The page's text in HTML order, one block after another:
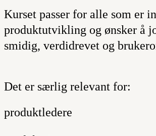
Kurset passer for alle som er
produktutvikling og ønsker å
smidig, verdidrevet og
Det er særlig relevant for:
produktledere